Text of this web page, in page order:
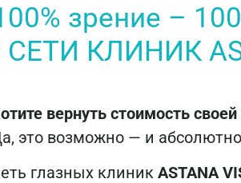
зрение –
СЕТИ КЛИНИК
вернуть стоимость
это возможно — и
глазных клиник ASTANA